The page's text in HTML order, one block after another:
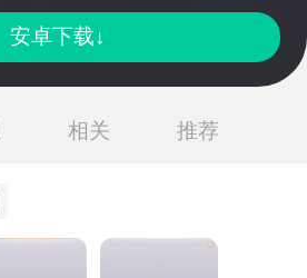
安卓下载↓
相关 推荐